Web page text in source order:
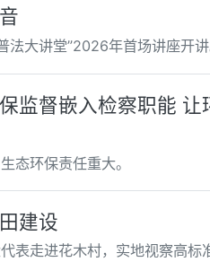
法大讲堂”2026年首场讲座开讲
监督嵌入检察职能 让
态环保责任重大。
建设
表走进花木村，实地视察高标